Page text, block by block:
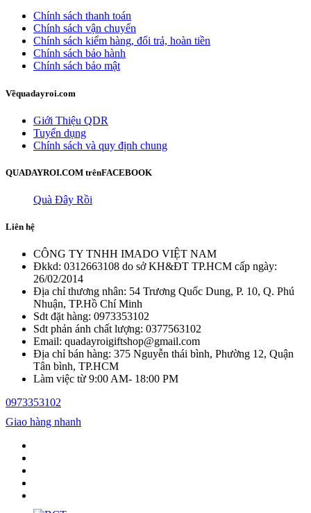
Chính sách thanh toán
Chính sách vận chuyển
Chính sách kiểm hàng, đổi trả, hoàn tiền
Chính sách bảo hành
Chính sách bảo mật
Vềquadayroi.com
Giới Thiệu QDR
Tuyển dụng
Chính sách và quy định chung
QUADAYROI.COM trênFACEBOOK
Quà Đây Rồi
Liên hệ
CÔNG TY TNHH IMADO VIỆT NAM
Đkkd: 0312663108 do sở KH&ĐT TP.HCM cấp ngày:
26/02/2014
Địa chỉ thương nhân: 54 Trương Quốc Dung, P. 10, Q. Phú
Nhuận, TP.Hồ Chí Minh
Sdt đặt hàng: 0973353102
Sdt phản ánh chất lượng: 0377563102
Email: quadayroigiftshop@gmail.com
Địa chỉ bán hàng: 375 Nguyễn thái bình, Phường 12, Quận
Tân bình, TP.HCM
Làm việc từ 9:00 AM- 18:00 PM
0973353102
Giao hàng nhanh